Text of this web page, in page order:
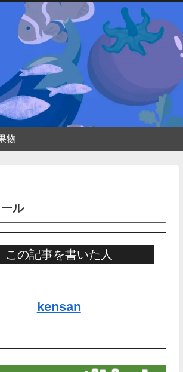
物
ル
この記事を書いた人
kensan